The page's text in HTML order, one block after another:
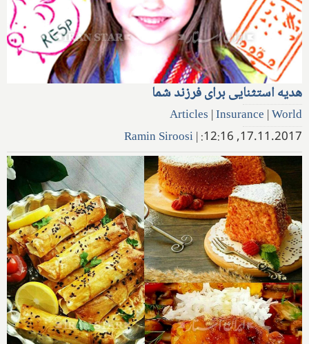
هدیه استثنایی برای فرزند شما
Articles |Insurance |World
17.11.2017, 12:16:
|
Ramin Siroosi